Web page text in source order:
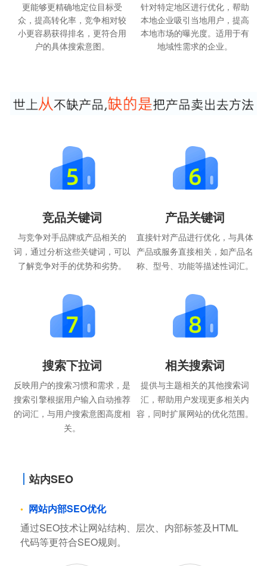
更能够更精确地定位目标受
众，提高转化率，竞争相对较
小更容易获得排名，更符合用
户的具体搜索意图。
针对特定地区进行优化，帮助
本地企业吸引当地用户，提高
本地市场的曝光度。适用于有
地域性需求的企业。
竞品关键词
与竞争对手品牌或产品相关的
词，通过分析这些关键词，可以
了解竞争对手的优势和劣势。
产品关键词
直接针对产品进行优化，与具体
产品或服务直接相关，如产品名
称、型号、功能等描述性词汇。
搜索下拉词
反映用户的搜索习惯和需求，是
搜索引擎根据用户输入自动推荐
的词汇，与用户搜索意图高度相
关。
相关搜索词
提供与主题相关的其他搜索词
汇，帮助用户发现更多相关内
容，同时扩展网站的优化范围。
站内SEO
网站内部SEO优化
通过SEO技术让网站结构、层次、内部标签及HTML
代码等更符合SEO规则。